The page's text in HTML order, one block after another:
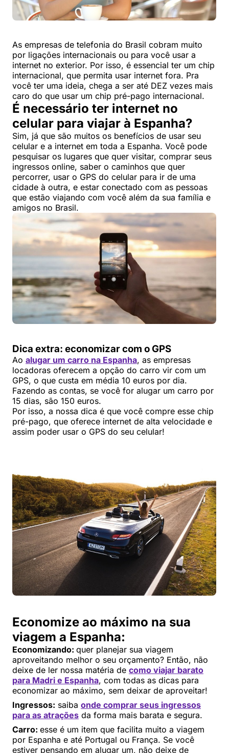
As empresas de telefonia do Brasil cobram muito
por ligações internacionais ou para você usar a
internet no exterior. Por isso, é essencial ter um chip
internacional, que permita usar internet fora. Pra
você ter uma ideia, chega a ser até DEZ vezes mais
caro do que usar um chip pré-pago internacional.
É necessário ter internet no
celular para viajar à Espanha?
Sim, já que são muitos os benefícios de usar seu
celular e a internet em toda a Espanha. Você pode
pesquisar os lugares que quer visitar, comprar seus
ingressos online, saber o caminhos que quer
percorrer, usar o GPS do celular para ir de uma
cidade à outra, e estar conectado com as pessoas
que estão viajando com você além da sua família e
amigos no Brasil.
Dica extra: economizar com o GPS
Ao alugar um carro na Espanha, as empresas
locadoras oferecem a opção do carro vir com um
GPS, o que custa em média 10 euros por dia.
Fazendo as contas, se você for alugar um carro por
15 dias, são 150 euros.
Por isso, a nossa dica é que você compre esse chip
pré-pago, que oferece internet de alta velocidade e
assim poder usar o GPS do seu celular!
Economize ao máximo na sua
viagem a Espanha:
Economizando: quer planejar sua viagem
aproveitando melhor o seu orçamento? Então, não
deixe de ler nossa matéria de como viajar barato
para Madri e Espanha, com todas as dicas para
economizar ao máximo, sem deixar de aproveitar!
Ingressos: saiba onde comprar seus ingressos
para as atrações da forma mais barata e segura.
Carro: esse é um item que facilita muito a viagem
por Espanha e até Portugal ou França. Se você
estiver pensando em alugar um, não deixe de